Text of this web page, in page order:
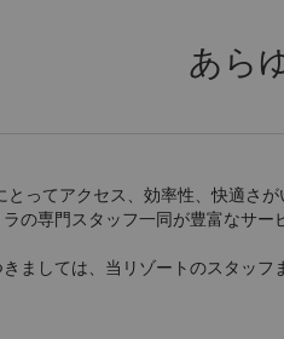
あら
ってアクセス、効率性、快適さ
の専門スタッフ一同が豊富なサー
ましては、当リゾートのスタッフ